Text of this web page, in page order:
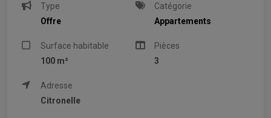
Type
Offre
Catégorie
Appartements
Surface habitable
100 m²
Pièces
3
Adresse
Citronelle